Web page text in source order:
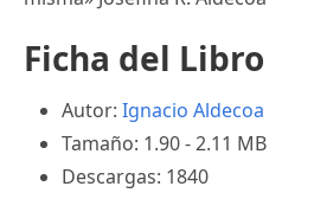
Ficha del Libro
Autor: Ignacio Aldecoa
Tamaño: 1.90 - 2.11 MB
Descargas: 1840